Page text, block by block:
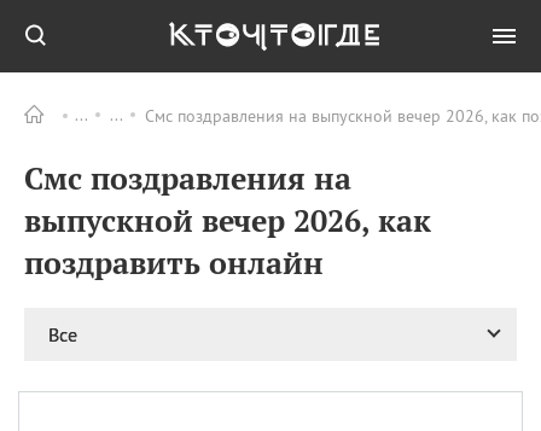
Смс поздравления на выпускной вечер 2026, как
Смс поздравления на
выпускной вечер 2026, как
поздравить онлайн
Все
ПРАЗДНИКИ Все
06.08
Преображение
христиан
06.08 День памяти
07.08 День ассирийских